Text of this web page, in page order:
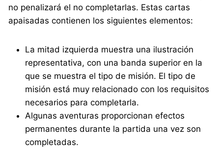
no penalizará el no completarlas. Estas cartas
apaisadas contienen los siguientes elementos:
La mitad izquierda muestra una ilustración
representativa, con una banda superior en la
que se muestra el tipo de misión. El tipo de
misión está muy relacionado con los requisitos
necesarios para completarla.
Algunas aventuras proporcionan efectos
permanentes durante la partida una vez son
completadas.